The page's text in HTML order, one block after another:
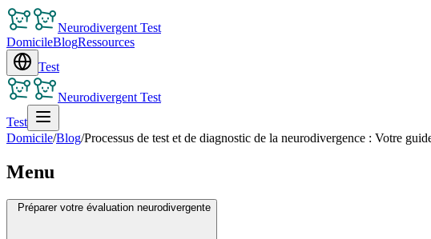
Neurodivergent Test
DomicileBlogRessources
Test
Neurodivergent Test
Test
Domicile/Blog/Processus de test et de diagnostic de la neurodivergence : Votre
Menu
Préparer votre évaluation neurodivergente